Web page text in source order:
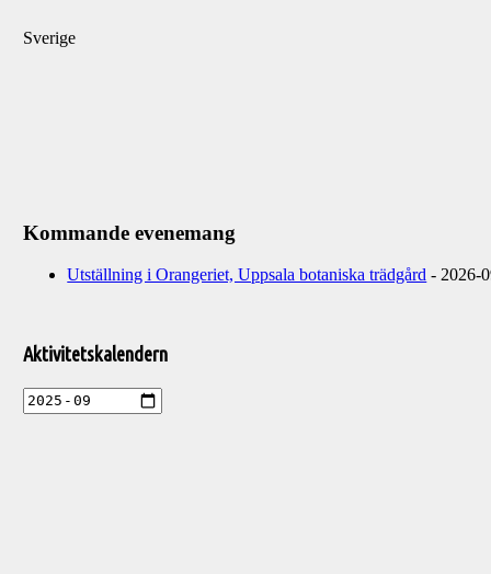
Sverige
Kommande evenemang
Utställning i Orangeriet, Uppsala botaniska trädgård - 2026-
till
aktiviteter
Aktivitetskalendern